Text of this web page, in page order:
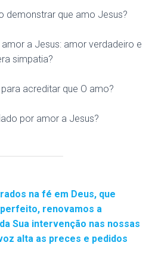
demonstrar que amo Jesus?
a Jesus: amor verdadeiro e
simpatia?
acreditar que O amo?
por amor a Jesus?
na fé em Deus, que
renovamos a
Sua intervenção nas nossas
alta as preces e pedidos